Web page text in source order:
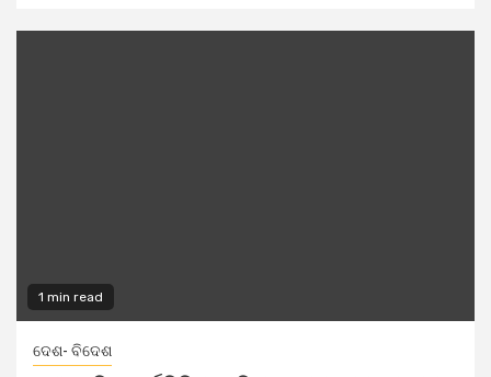
1 min read
ଦେଶ- ବିଦେଶ